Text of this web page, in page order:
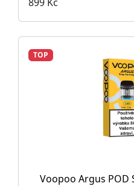
TOP
Voopoo Argus POD